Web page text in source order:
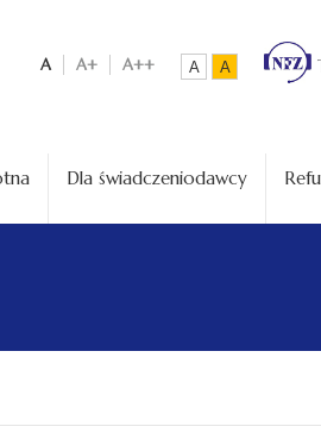
A A+ A++ A A
Dla świadczeniodawcy